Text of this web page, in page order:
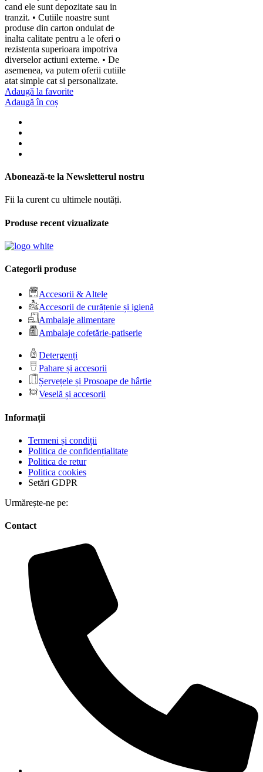
cand ele sunt depozitate sau in
tranzit. • Cutiile noastre sunt
produse din carton ondulat de
inalta calitate pentru a le oferi o
rezistenta superioara impotriva
diverselor actiuni externe. • De
asemenea, va putem oferii cutiile
atat simple cat si personalizate.
Adaugă la favorite
Adaugă în coș
Abonează-te la Newsletterul nostru
Fii la curent cu ultimele noutăți.
Produse recent vizualizate
Categorii produse
Accesorii & Altele
Accesorii de curățenie și igienă
Ambalaje alimentare
Ambalaje cofetărie-patiserie
Detergenți
Pahare și accesorii
Șervețele și Prosoape de hârtie
Veselă și accesorii
Informații
Termeni și condiții
Politica de confidențialitate
Politica de retur
Politica cookies
Setări GDPR
Urmărește-ne pe:
Contact